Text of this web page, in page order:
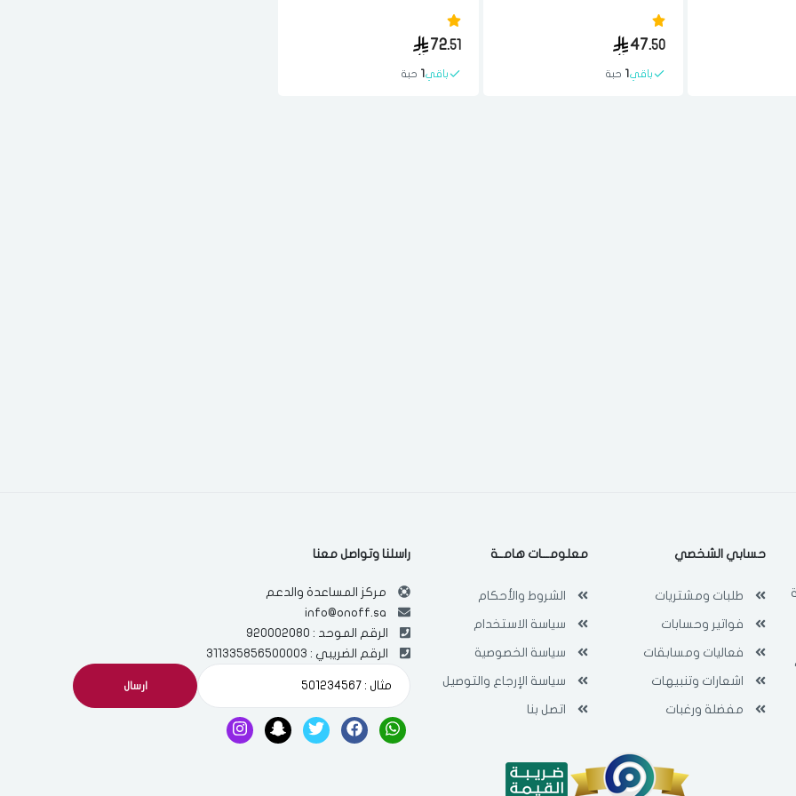
47.50
باقي 1 حبة
72.51
باقي 1 حبة
حسابي الشخصي
طلبات ومشتريات
فواتير وحسابات
فعاليات ومسابقات
اشعارات وتنبيهات
مفضلة ورغبات
معلومـــات هامــة
الشروط والأحكام
سياسة الاستخدام
سياسة الخصوصية
سياسة الإرجاع والتوصيل
اتصل بنا
راسلنا وتواصل معنا
مركز المساعدة والدعم
info@onoff.sa
الرقم الموحد : 920002080
الرقم الضريبي : 311335856500003
ارسال